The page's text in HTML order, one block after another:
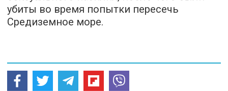
убиты во время попытки пересечь
Средиземное море.